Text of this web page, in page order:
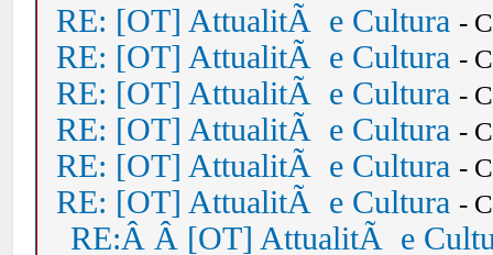
RE: [OT] AttualitÃ e Cultura -
RE: [OT] AttualitÃ e Cultura -
RE: [OT] AttualitÃ e Cultura -
RE: [OT] AttualitÃ e Cultura -
RE: [OT] AttualitÃ e Cultura -
RE: [OT] AttualitÃ e Cultura -
RE:Â Â [OT] AttualitÃ e